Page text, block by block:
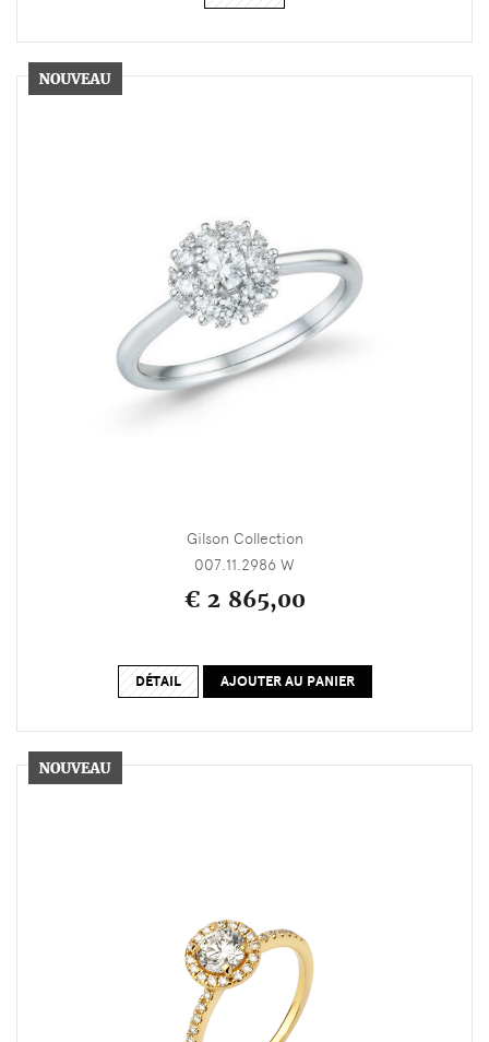
Gilson Collection
007.11.2986 W
€ 2 865,00
DÉTAIL AJOUTER AU PANIER